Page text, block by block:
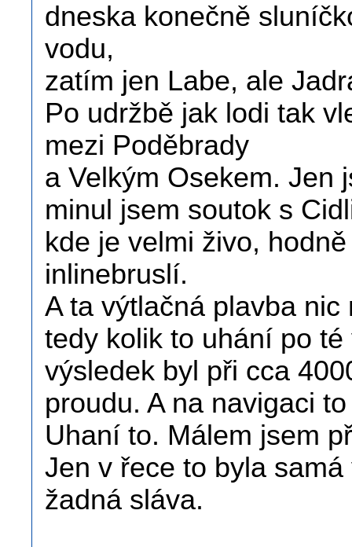
dneska konečně
vodu,
zatím jen Labe, ale
Po udržbě jak lodi tak
mezi Poděbrady
a Velkým Osekem. Jen
minul jsem soutok s
kde je velmi živo,
inlinebruslí.
A ta výtlačná plavba
tedy kolik to uhání po
výsledek byl při cca
proudu. A na navigaci
Uhaní to. Málem jsem
Jen v řece to byla
žadná sláva.